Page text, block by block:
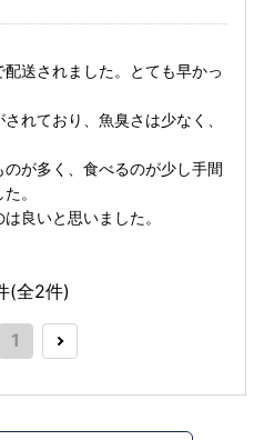
送されました。とても早かっ
れており、魚臭さは少なく、
が多く、食べるのが少し手間
。
良いと思いました。
(全2件)
1